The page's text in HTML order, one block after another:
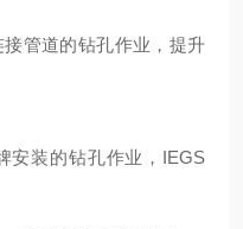
管道的钻孔作业，提升
安装的钻孔作业，IEGS